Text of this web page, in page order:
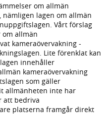
om allmän
nämligen lagen om allmän
Vårt förslag
allmän
kameraövervakning -
Lite förenklat kan
innehåller
kameraövervakning
som gäller
allmänheten inte har
att bedriva
platserna framgår direkt